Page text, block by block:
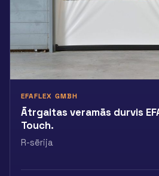
EFAFLEX GMBH
Ātrgaitas veramās durvis
Touch.
R-sērija